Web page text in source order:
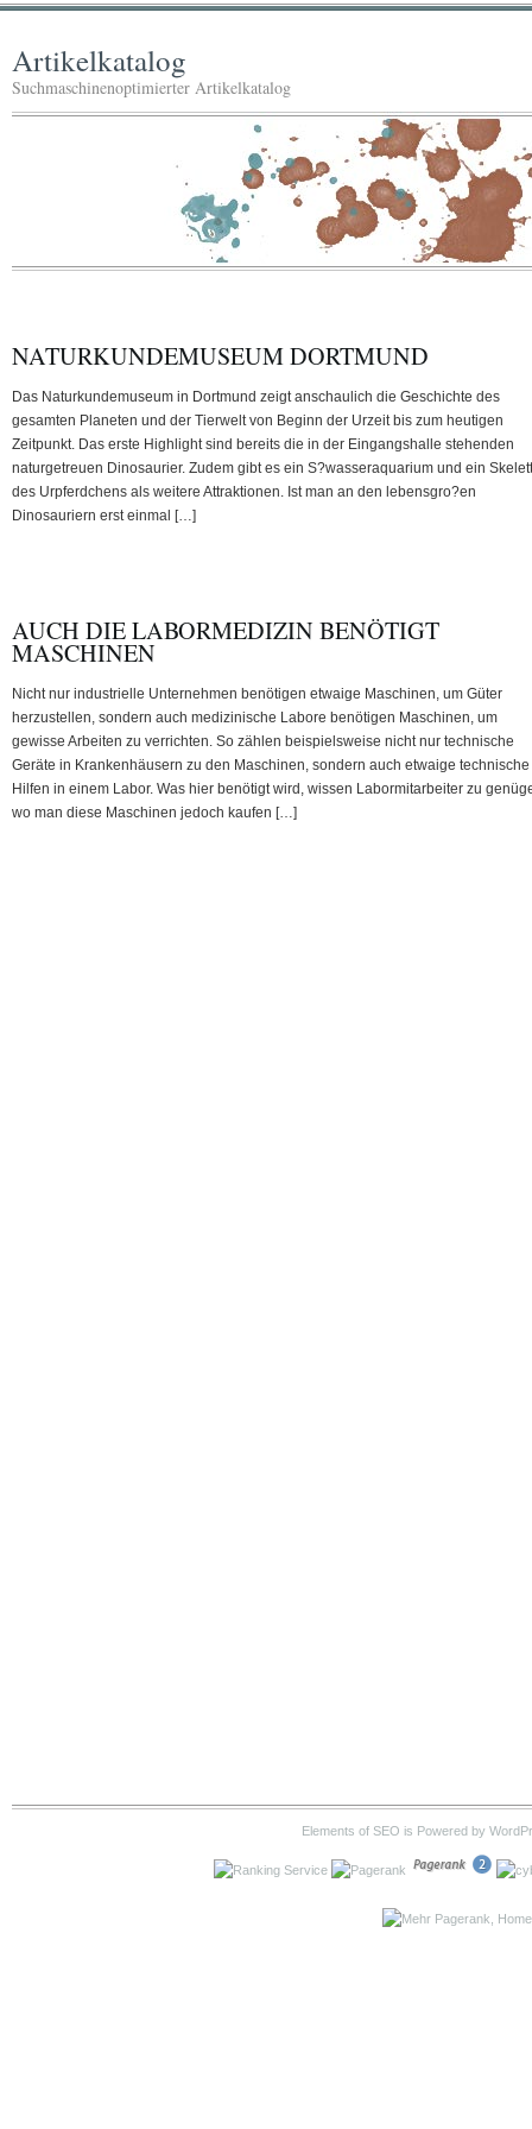
Artikelkatalog
Suchmaschinenoptimierter Artikelkatalog
NATURKUNDEMUSEUM DORTMUND
Das Naturkundemuseum in Dortmund zeigt anschaulich die Geschichte des
gesamten Planeten und der Tierwelt von Beginn der Urzeit bis zum heutigen
Zeitpunkt. Das erste Highlight sind bereits die in der Eingangshalle stehenden
naturgetreuen Dinosaurier. Zudem gibt es ein S?wasseraquarium und ein Skelett
des Urpferdchens als weitere Attraktionen. Ist man an den lebensgro?en
Dinosauriern erst einmal […]
AUCH DIE LABORMEDIZIN BENÖTIGT
MASCHINEN
Nicht nur industrielle Unternehmen benötigen etwaige Maschinen, um Güter
herzustellen, sondern auch medizinische Labore benötigen Maschinen, um
gewisse Arbeiten zu verrichten. So zählen beispielsweise nicht nur technische
Geräte in Krankenhäusern zu den Maschinen, sondern auch etwaige technische
Hilfen in einem Labor. Was hier benötigt wird, wissen Labormitarbeiter zu
wo man diese Maschinen jedoch kaufen […]
Elements of SEO is Powered by